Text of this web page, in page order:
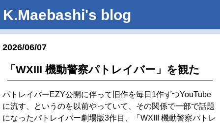
K.Maebashi's blog
2026/06/07
「WXIII 機動警察パトレイバー」を観た
パトレイバーEZY公開に伴って旧作を毎日1作ずつYouTube
に流す、というのを以前やっていて、その関係で一部で話題
になったパトレイバー劇場版3作目、「WXIII 機動警察パトレ